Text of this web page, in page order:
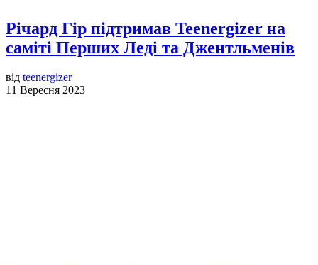
Річард Гір підтримав Teenergizer на
саміті Перших Леді та Джентльменів
від teenergizer
11 Вересня 2023